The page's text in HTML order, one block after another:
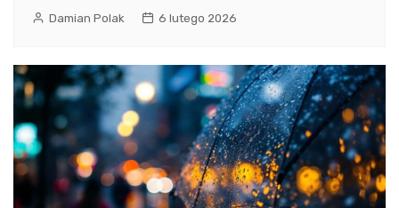
Damian Polak 6 lutego 2026